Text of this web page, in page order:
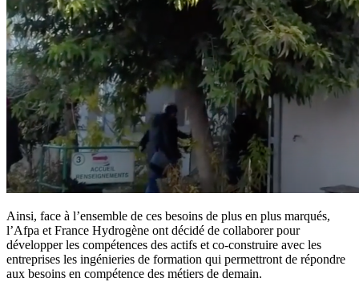
Ainsi, face à l’ensemble de ces besoins de plus en plus marqués,
l’Afpa et France Hydrogène ont décidé de collaborer pour
développer les compétences des actifs et co-construire avec les
entreprises les ingénieries de formation qui permettront de répondre
aux besoins en compétence des métiers de demain.